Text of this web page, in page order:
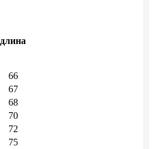
длина
66
67
68
70
72
75